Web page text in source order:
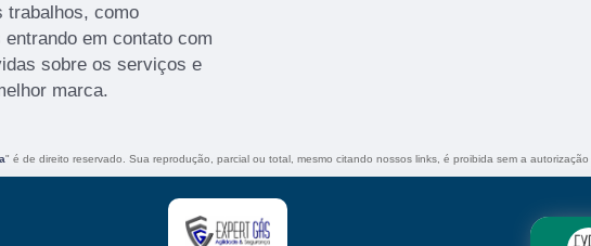
trabalhos, como
em contato com
sobre os serviços e
marca.
" é de direito reservado. Sua reprodução, parcial ou total, mesmo citando nossos links, é proibida sem a